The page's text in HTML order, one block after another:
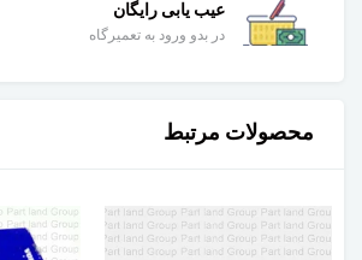
عیب یابی رایگان
در بدو ورود به تعمیرگاه
محصولات مرتبط